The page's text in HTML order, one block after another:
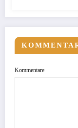
Kommentare